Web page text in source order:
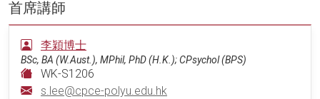
首席講師
李穎博士
BSc, BA (W.Aust.), MPhil, PhD (H.K.); CPsychol (BPS)
WK-S1206
s.lee@cpce-polyu.edu.hk